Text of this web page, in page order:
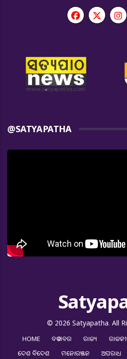
@SATYAPATHA
© 2026 Satyapatha. All
HOME ବଡ ଖବର ରାଜ୍ୟ
ଦେଶ ବିଦେଶ
ମନୋରଞ୍ଜନ ଅପରାଧ